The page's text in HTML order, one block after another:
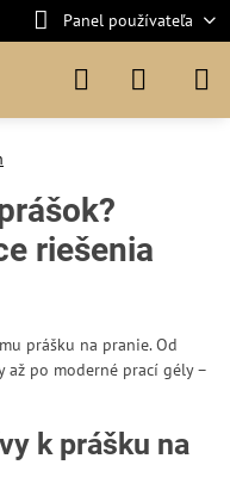
Panel používateľa
riešenia
prášku na pranie. Od
až po moderné prací gély –
k prášku na